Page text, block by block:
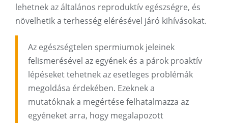
lehetnek az általános reproduktív egészségre, és
növelhetik a terhesség elérésével járó kihívásokat.
Az egészségtelen spermiumok jeleinek
felismerésével az egyének és a párok proaktív
lépéseket tehetnek az esetleges problémák
megoldása érdekében. Ezeknek a
mutatóknak a megértése felhatalmazza az
egyéneket arra, hogy megalapozott